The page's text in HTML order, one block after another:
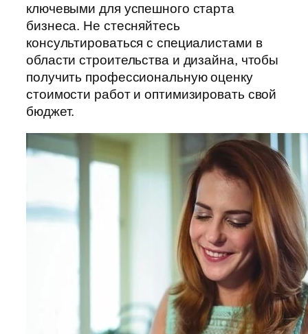
ключевыми для успешного старта
бизнеса. Не стесняйтесь
консультироваться с специалистами в
области строительства и дизайна, чтобы
получить профессиональную оценку
стоимости работ и оптимизировать свой
бюджет.